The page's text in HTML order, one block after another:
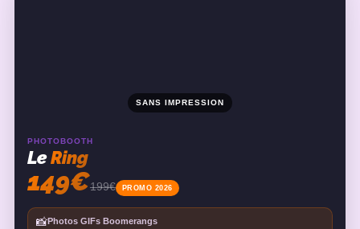
SANS IMPRESSION
PHOTOBOOTH
LeRing
149€199€ PROMO 2026
📸Photos GIFs Boomerangs